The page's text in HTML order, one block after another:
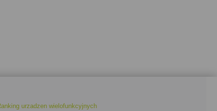
urzadzen wielofunkcyjnych